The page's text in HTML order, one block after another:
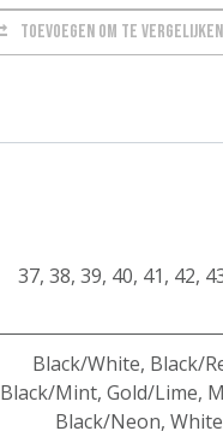
Toevoegen om te vergelijken
37, 38, 39, 40, 41, 42,
Black/White, Black/
Black/Mint, Gold/Lime,
Black/Neon,